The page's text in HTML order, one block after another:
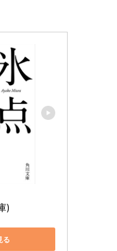
)
る